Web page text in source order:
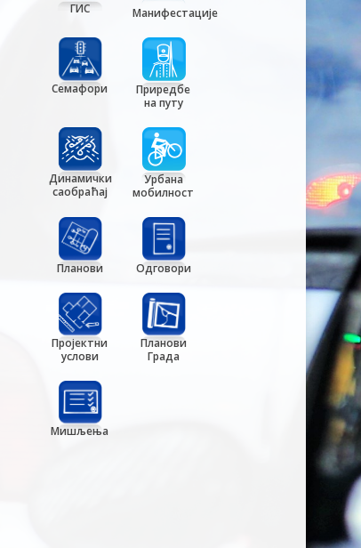
ГИС Манифестације
Семафори
Приредбе
на путу
Динамички
саобраћај
Урбана
мобилност
Планови Одговори
Пројектни
услови
Планови
Града
Мишљења